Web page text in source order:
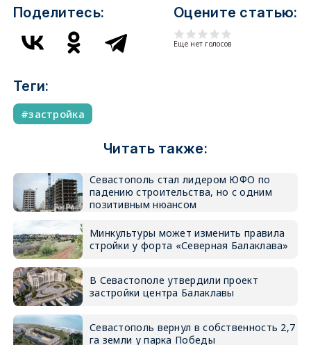
Поделитесь: Оцените статью:
Еще нет голосов
Теги:
застройка
Читать также:
Севастополь стал лидером ЮФО по
падению строительства, но с одним
позитивным нюансом
Минкультуры может изменить правила
стройки у форта «Северная Балаклава»
В Севастополе утвердили проект
застройки центра Балаклавы
Севастополь вернул в собственность 2,7
га земли у парка Победы